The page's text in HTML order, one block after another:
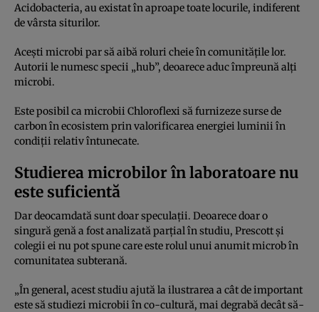
Acidobacteria, au existat în aproape toate locurile, indiferent
de vârsta siturilor.
Acești microbi par să aibă roluri cheie în comunitățile lor.
Autorii le numesc specii „hub”, deoarece aduc împreună alți
microbi.
Este posibil ca microbii Chloroflexi să furnizeze surse de
carbon în ecosistem prin valorificarea energiei luminii în
condiții relativ întunecate.
Studierea microbilor în laboratoare nu
este suficientă
Dar deocamdată sunt doar speculații. Deoarece doar o
singură genă a fost analizată parțial în studiu, Prescott și
colegii ei nu pot spune care este rolul unui anumit microb în
comunitatea subterană.
„În general, acest studiu ajută la ilustrarea a cât de important
este să studiezi microbii în co-cultură, mai degrabă decât să-